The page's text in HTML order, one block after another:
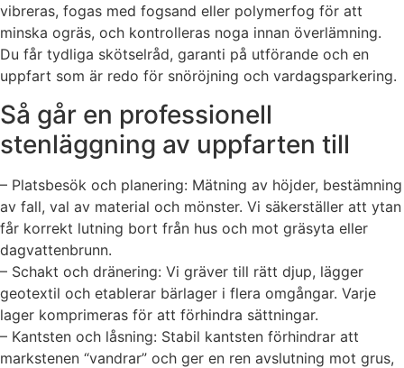
vibreras, fogas med fogsand eller polymerfog för att
minska ogräs, och kontrolleras noga innan överlämning.
Du får tydliga skötselråd, garanti på utförande och en
uppfart som är redo för snöröjning och vardagsparkering.
Så går en professionell
stenläggning av uppfarten till
– Platsbesök och planering: Mätning av höjder, bestämning
av fall, val av material och mönster. Vi säkerställer att ytan
får korrekt lutning bort från hus och mot gräsyta eller
dagvattenbrunn.
– Schakt och dränering: Vi gräver till rätt djup, lägger
geotextil och etablerar bärlager i flera omgångar. Varje
lager komprimeras för att förhindra sättningar.
– Kantsten och låsning: Stabil kantsten förhindrar att
markstenen “vandrar” och ger en ren avslutning mot grus,